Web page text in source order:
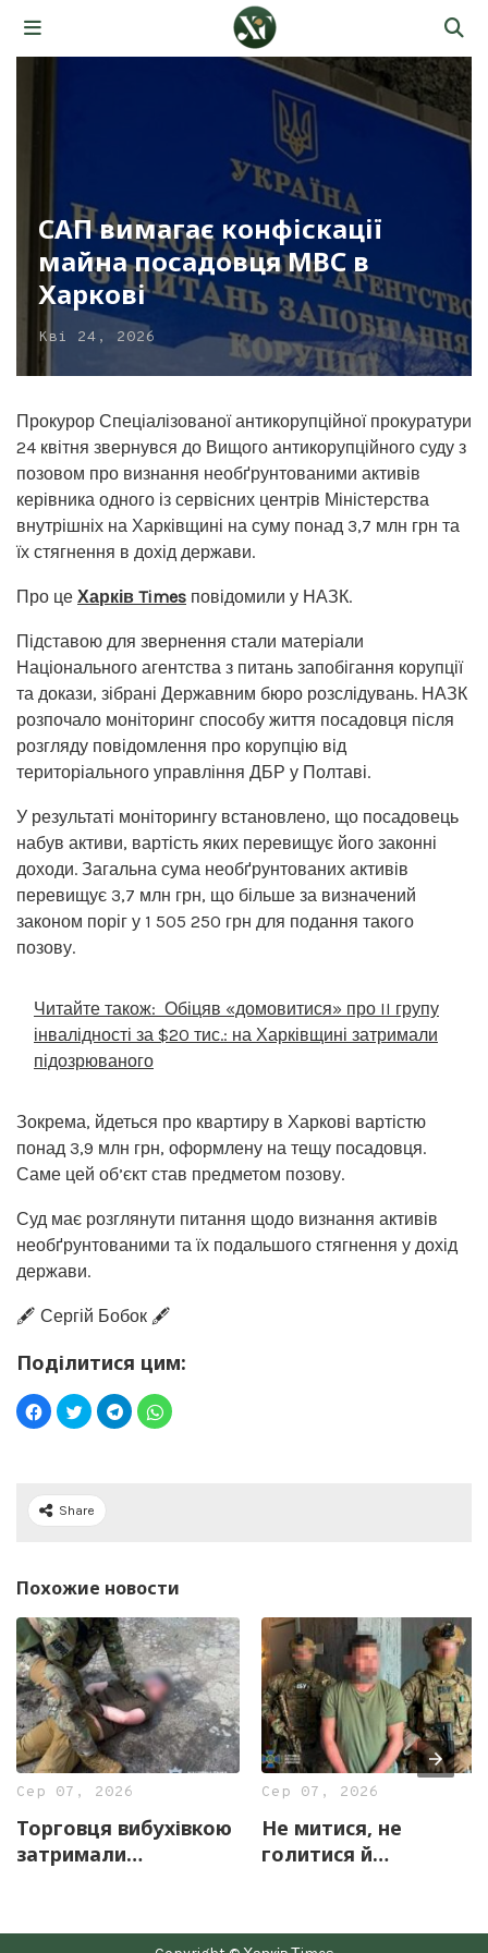
САП вимагає конфіскації
майна посадовця МВС в
Харкові
Кві 24, 2026
Прокурор Спеціалізованої антикорупційної прокуратури
24 квітня звернувся до Вищого антикорупційного суду з
позовом про визнання необґрунтованими активів
керівника одного із сервісних центрів Міністерства
внутрішніх на Харківщині на суму понад 3,7 млн грн та
їх стягнення в дохід держави.
Про це Харків Times повідомили у НАЗК.
Підставою для звернення стали матеріали
Національного агентства з питань запобігання корупції
та докази, зібрані Державним бюро розслідувань. НАЗК
розпочало моніторинг способу життя посадовця після
розгляду повідомлення про корупцію від
територіального управління ДБР у Полтаві.
У результаті моніторингу встановлено, що посадовець
набув активи, вартість яких перевищує його законні
доходи. Загальна сума необґрунтованих активів
перевищує 3,7 млн грн, що більше за визначений
законом поріг у 1 505 250 грн для подання такого
позову.
Читайте також: Обіцяв «домовитися» про II групу
інвалідності за $20 тис.: на Харківщині затримали
підозрюваного
Зокрема, йдеться про квартиру в Харкові вартістю
понад 3,9 млн грн, оформлену на тещу посадовця.
Саме цей об’єкт став предметом позову.
Суд має розглянути питання щодо визнання активів
необґрунтованими та їх подальшого стягнення у дохід
держави.
🖋️ Сергій Бобок 🖋️
Поділитися цим:
Share
Похожие новости
Сер 07, 2026
Торговця вибухівкою
затримали
Сер 07, 2026
Не митися, не
голитися й
у Харкові викрили